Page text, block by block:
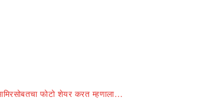
फोटो शेयर करत म्हणाला…